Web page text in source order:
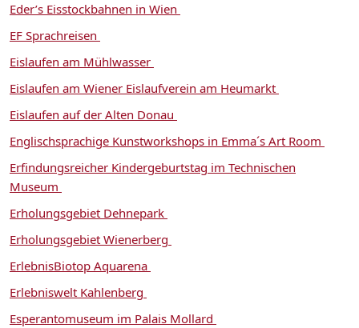
Eder’s Eisstockbahnen in Wien
EF Sprachreisen
Eislaufen am Mühlwasser
Eislaufen am Wiener Eislaufverein am Heumarkt
Eislaufen auf der Alten Donau
Englischsprachige Kunstworkshops in Emma´s Art Room
Erfindungsreicher Kindergeburtstag im Technischen
Museum
Erholungsgebiet Dehnepark
Erholungsgebiet Wienerberg
ErlebnisBiotop Aquarena
Erlebniswelt Kahlenberg
Esperantomuseum im Palais Mollard